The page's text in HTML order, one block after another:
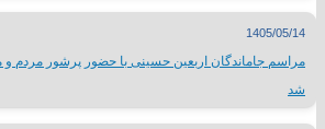
1405/05/14
مراسم جاماندگان اربعین حسینی با حضور پرشور مردم و
شد